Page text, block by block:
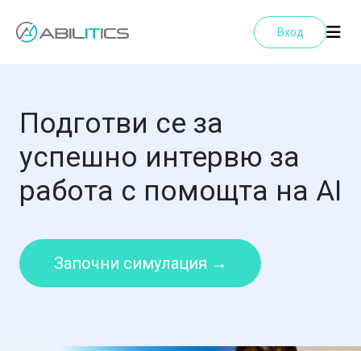
Вход
Подготви се за
успешно интервю за
работа с помощта на AI
Започни симулация →